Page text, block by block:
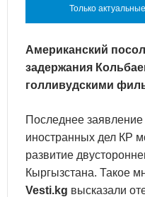
Только
Американский
задержания
голливудскими
Последнее
иностранных дел КР
развитие
Кыргызстана. Такое
Vesti.kg высказали